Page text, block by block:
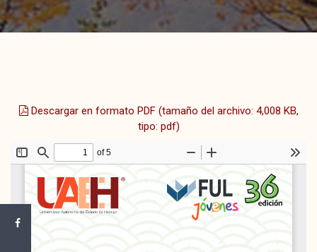
Descargar en formato PDF (tamaño del archivo: 4,008 KB,
tipo: pdf)